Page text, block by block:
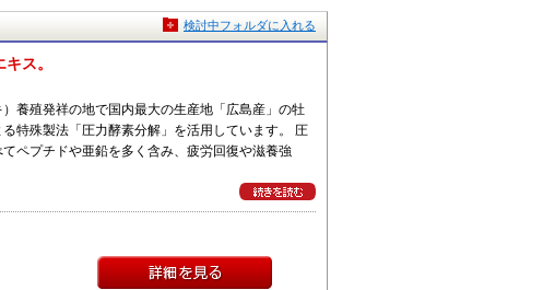
ス。
養殖発祥の地で国内最大の生産地「広島産」の牡
特殊製法「圧力酵素分解」を活用しています。 圧
ペプチドや亜鉛を多く含み、疲労回復や滋養強
検討中フォルダに入れる